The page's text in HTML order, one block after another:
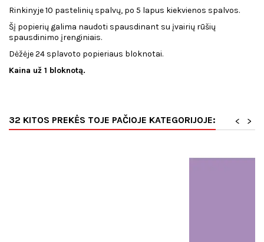
Rinkinyje 10 pastelinių spalvų, po 5 lapus kiekvienos spalvos.
Šį popierių galima naudoti spausdinant su įvairių rūšių
spausdinimo įrenginiais.
Dėžėje 24 splavoto popieriaus bloknotai.
Kaina už 1 bloknotą.
32 KITOS PREKĖS TOJE PAČIOJE KATEGORIJOJE: >
<